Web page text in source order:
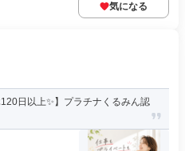
気になる
日以上✨】プラチナくるみん認